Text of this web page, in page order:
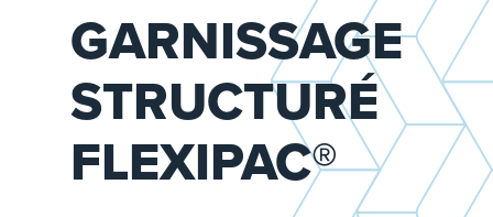
GARNISSAGE
STRUCTURÉ
FLEXIPAC®